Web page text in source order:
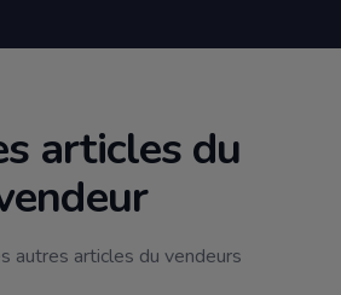
articles du
autres articles du vendeurs